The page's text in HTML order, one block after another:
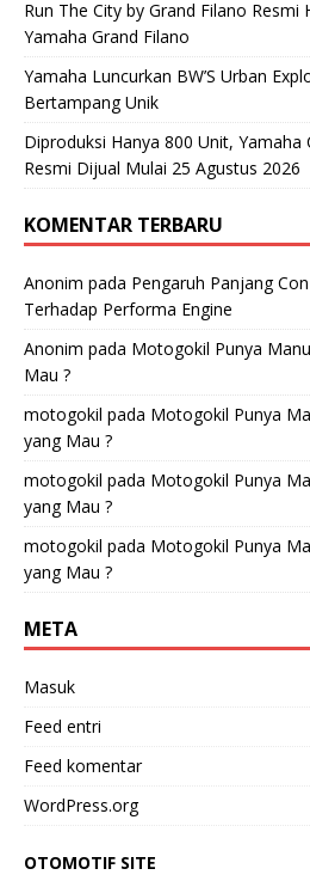
Run The City by Grand Filano Resmi
Yamaha Grand Filano
Yamaha Luncurkan BW’S Urban
Bertampang Unik
Diproduksi Hanya 800 Unit, Yamaha
Resmi Dijual Mulai 25 Agustus 2026
KOMENTAR TERBARU
Anonim pada Pengaruh Panjang
Terhadap Performa Engine
Anonim pada Motogokil Punya
Mau ?
motogokil pada Motogokil Punya
yang Mau ?
motogokil pada Motogokil Punya
yang Mau ?
motogokil pada Motogokil Punya
yang Mau ?
META
Masuk
Feed entri
Feed komentar
WordPress.org
OTOMOTIF SITE